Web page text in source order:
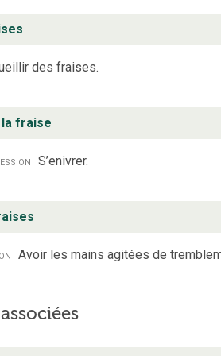
des fraises.
fraise
S’enivrer.
Avoir les mains agitées de